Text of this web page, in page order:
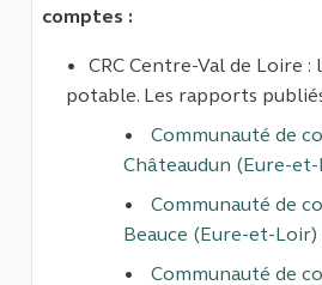
comptes :
CRC Centre-Val de Loire :
potable. Les rapports
Communauté de
Châteaudun (Eure-
Communauté de
Beauce (Eure-et-Loir)
Communauté de